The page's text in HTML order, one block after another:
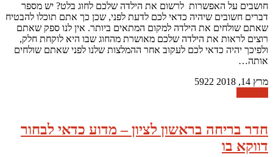
חושבים על האפשרות לרשום את הילדה שלכם לחוג בלט? יש מספר
דברים חשובים שיהיה כדאי לכם לדעת לפני, שכן כך אתם תוכלו להבטיח
שאתם שולחים את הילדה למקום המתאים ביותר. אין לנו ספק שאתם
רוצים לראות את הילדה שלכם מאושרת מהחוג שבו היא לוקחת חלק,
ולפיכך יהיה כדאי לכם לעקוב אחר ההמלצות שלנו לפני שאתם שולחים
אותה…
מרץ 14, 2018
חדר בריחה בראשון לציון – מדוע כדאי לבחור
דווקא בו